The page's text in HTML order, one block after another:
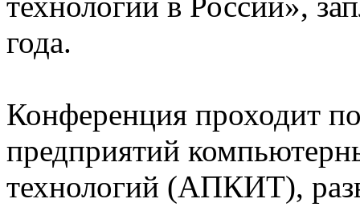
года.
Конференция проходит
предприятий
технологий (АПКИТ),